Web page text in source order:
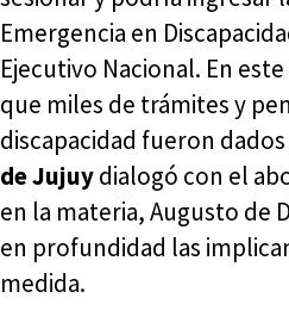
Emergencia en
Ejecutivo Nacional. En
que miles de trámites y
discapacidad fueron dados
de Jujuydialogó con el
en la materia, Augusto de
en profundidad las
medida.